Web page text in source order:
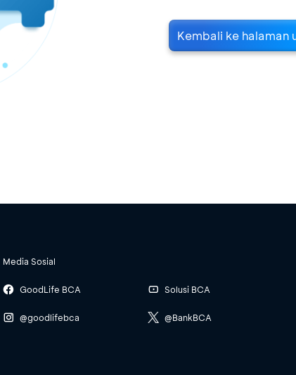
Kembali ke halaman
Media Sosial
GoodLife BCA
@goodlifebca
Solusi BCA
@BankBCA